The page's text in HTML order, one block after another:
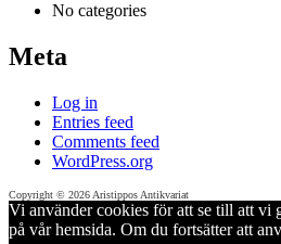
No categories
Meta
Log in
Entries feed
Comments feed
WordPress.org
Copyright © 2026 Aristippos Antikvariat
Vi använder cookies för att se till att vi
på vår hemsida. Om du fortsätter att